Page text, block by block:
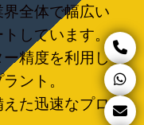
全体で幅広い
しています。
精度を利用し
ント。
た迅速なプロ